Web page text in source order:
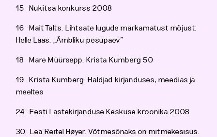
15 Nukitsa konkurss 2008
16 Mait Talts. Lihtsate lugude märkamatust mõjust:
Helle Laas. „Ämbliku pesupäev”
18 Mare Müürsepp. Krista Kumberg 50
19 Krista Kumberg. Haldjad kirjanduses, meedias ja
meeltes
24 Eesti Lastekirjanduse Keskuse kroonika 2008
30 Lea Reitel Høyer. Võtmesõnaks on mitmekesisus.